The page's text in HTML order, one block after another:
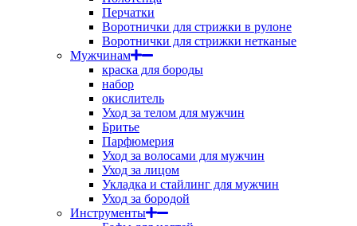
Перчатки
Воротнички для стрижки в рулоне
Воротнички для стрижки нетканые
Мужчинам
краска для бороды
набор
окислитель
Уход за телом для мужчин
Бритье
Парфюмерия
Уход за волосами для мужчин
Уход за лицом
Укладка и стайлинг для мужчин
Уход за бородой
Инструменты